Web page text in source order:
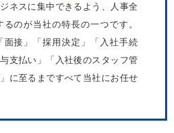
ネスに集中できるよう、人事全
のが当社の特長の一つです。
面接」「採用決定」「入社手続
支払い」「入社後のスタッフ管
に至るまですべて当社にお任せ